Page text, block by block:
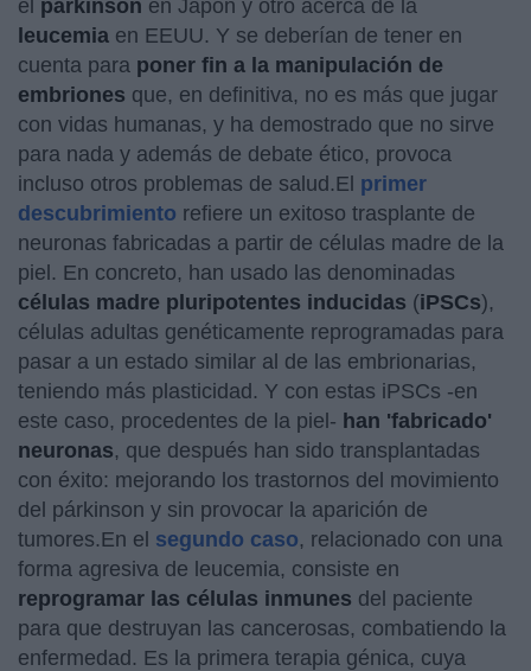
el párkinson en Japón y otro acerca de la
leucemia en EEUU. Y se deberían de tener en
cuenta para poner fin a la manipulación de
embriones que, en definitiva, no es más que jugar
con vidas humanas, y ha demostrado que no sirve
para nada y además de debate ético, provoca
incluso otros problemas de salud.El primer
descubrimiento refiere un exitoso trasplante de
neuronas fabricadas a partir de células madre de la
piel. En concreto, han usado las denominadas
células madre pluripotentes inducidas (iPSCs),
células adultas genéticamente reprogramadas para
pasar a un estado similar al de las embrionarias,
teniendo más plasticidad. Y con estas iPSCs -en
este caso, procedentes de la piel- han 'fabricado'
neuronas, que después han sido transplantadas
con éxito: mejorando los trastornos del movimiento
del párkinson y sin provocar la aparición de
tumores.En el segundo caso, relacionado con una
forma agresiva de leucemia, consiste en
reprogramar las células inmunes del paciente
para que destruyan las cancerosas, combatiendo la
enfermedad. Es la primera terapia génica, cuya